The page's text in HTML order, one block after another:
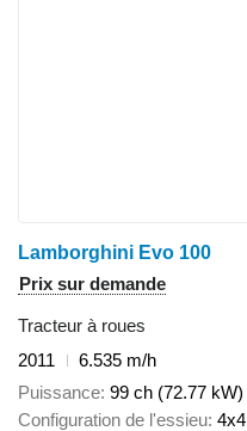
Lamborghini Evo 100
Prix sur demande
Tracteur à roues
2011
6.535 m/h
Puissance 99 ch (72.77 kW)
Configuration de l'essieu 4x4